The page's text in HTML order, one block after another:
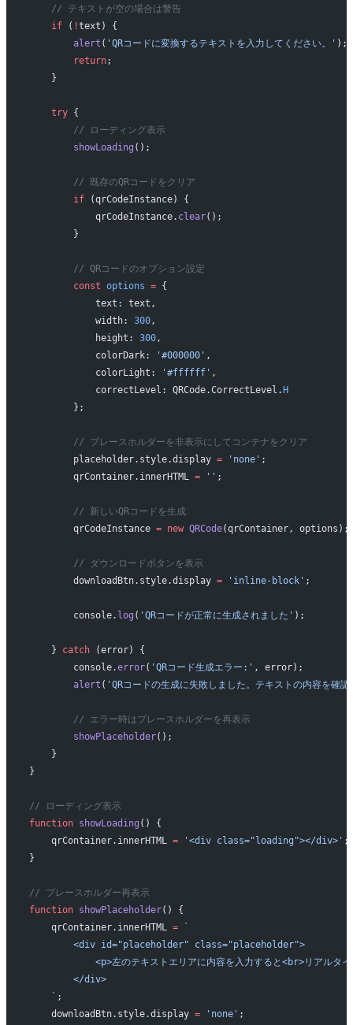
    // テキストが空の場合は警告
    if
( !text) {
        alert
( 'QRコードに変換するテキストを入力してください。' );
        return
;
    }
    try
{
        // ローディング表示
        showLoading
();
        // 既存のQRコードをクリア
        if
(qrCodeInstance) {
            qrCodeInstance.
clear();
        }
        // QRコードのオプション設定
        const
options = {
            text: text,
            width:
300,
            height:
300,
            colorDark:
'#000000' ,
            colorLight:
'#ffffff' ,
            correctLevel: QRCode.CorrectLevel.
H
        };
        // プレースホルダーを非表示にしてコンテナをクリア
        placeholder.style.display
= 'none' ;
        qrContainer.innerHTML
= '' ;
        // 新しいQRコードを生成
        qrCodeInstance
= new QRCode(qrContainer, options);
        // ダウンロードボタンを表示
        downloadBtn.style.display
= 'inline-block' ;
        console.
log ( 'QRコードが正常に生成されました' );
    }
catch (error) {
        console.
error( 'QRコード生成エラー:' , error);
        alert
( 'QRコードの生成に失敗しました。テキストの内容を確
        // エラー時はプレースホルダーを再表示
        showPlaceholder
();
    }
}
// ローディング表示
function showLoading () {
    qrContainer.innerHTML
= '<div class="loading"></div>' ;
}
// プレースホルダー再表示
function showPlaceholder() {
    qrContainer.innerHTML
= `
        <div id="placeholder" class="placeholder">
<p>左のテキストエリアに内容を入力すると<br>リアルタ
        </div>
    `
;
    downloadBtn.style.display
= 'none' ;